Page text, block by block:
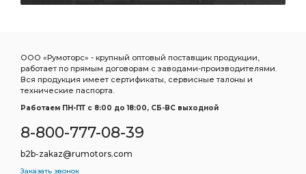
кабины передний Фильтр воздушный внутренний
воздушный внутренний Сайлентблок рычага
Рычаг передний нижний
Cummins ISF3.8 а/м Toyota Camry
Фильтр масляный центрифуги
ООО «Румоторс» - крупный оптовый поставщик продукции,
работает по прямым договорам с заводами-производителями.
Вся продукция имеет сертификаты, сервисные талоны и
технические паспорта.
Работаем ПН-ПТ c 8:00 до 18:00, СБ-ВС выходной
8-800-777-08-39
b2b-zakaz@rumotors.com
Заказать звонок